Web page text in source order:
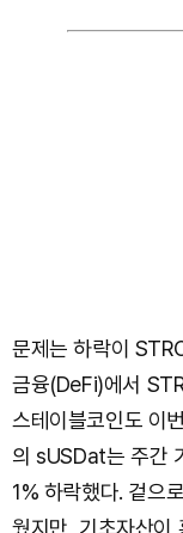
문제는 하락이
금융(DeFi)에서
스테이블코인도 이
의 sUSDat는 주간
1% 하락했다. 겉으
웠지만, 기초자산이